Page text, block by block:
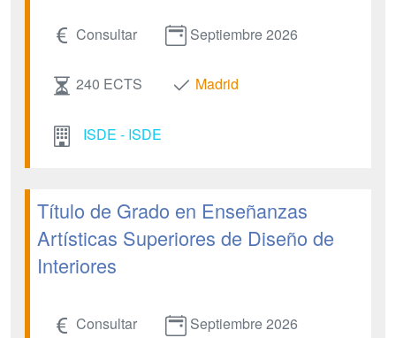
Consultar Septiembre 2026
240 ECTS Madrid
ISDE - ISDE
Título de Grado en Enseñanzas
Artísticas Superiores de Diseño de
Interiores
Consultar Septiembre 2026